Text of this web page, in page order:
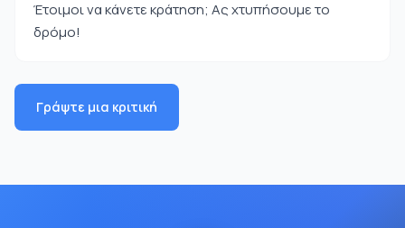
Έτοιμοι να κάνετε κράτηση; Ας χτυπήσουμε το
δρόμο!
Γράψτε μια κριτική